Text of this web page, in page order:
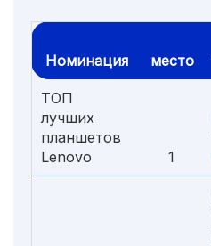
Номинация место
ТОП
лучших
планшетов
Lenovo
1